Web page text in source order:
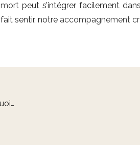
peut s’intégrer facilement
sentir, notre accompagnement